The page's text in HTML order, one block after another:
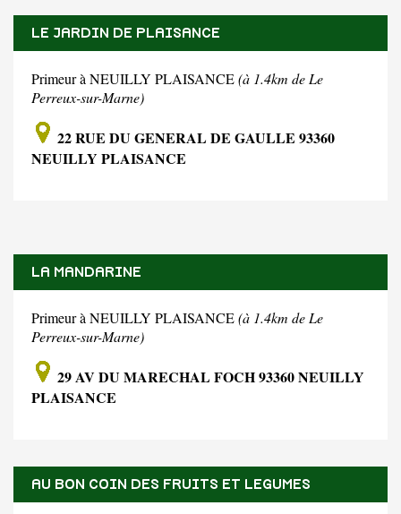
LE JARDIN DE PLAISANCE
Primeur à NEUILLY PLAISANCE(à 1.4km de Le
Perreux-sur-Marne)
22 RUE DU GENERAL DE GAULLE 93360
NEUILLY PLAISANCE
LA MANDARINE
Primeur à NEUILLY PLAISANCE(à 1.4km de Le
Perreux-sur-Marne)
29 AV DU MARECHAL FOCH 93360 NEUILLY
PLAISANCE
AU BON COIN DES FRUITS ET LEGUMES